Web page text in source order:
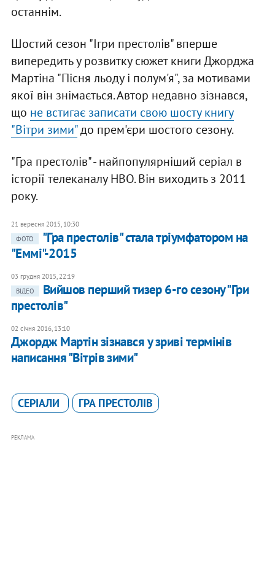
останнім.
Шостий сезон "Ігри престолів" вперше
випередить у розвитку сюжет книги Джорджа
Мартіна "Пісня льоду і полум'я", за мотивами
якої він знімається. Автор недавно зізнався,
що не встигає записати свою шосту книгу
"Вітри зими"до прем'єри шостого сезону.
"Гра престолів" - найпопулярніший серіал в
історії телеканалу HBO. Він виходить з 2011
року.
21 вересня 2015, 10:30
ФОТО
"Гра престолів" стала тріумфатором на
"Еммі"-2015
03 грудня 2015, 22:19
ВІДЕО
Вийшов перший тизер 6-го сезону "Гри
престолів"
02 січня 2016, 13:10
Джордж Мартін зізнався у зриві термінів
написання "Вітрів зими"
СЕРІАЛИ ГРА ПРЕСТОЛІВ
РЕКЛАМА